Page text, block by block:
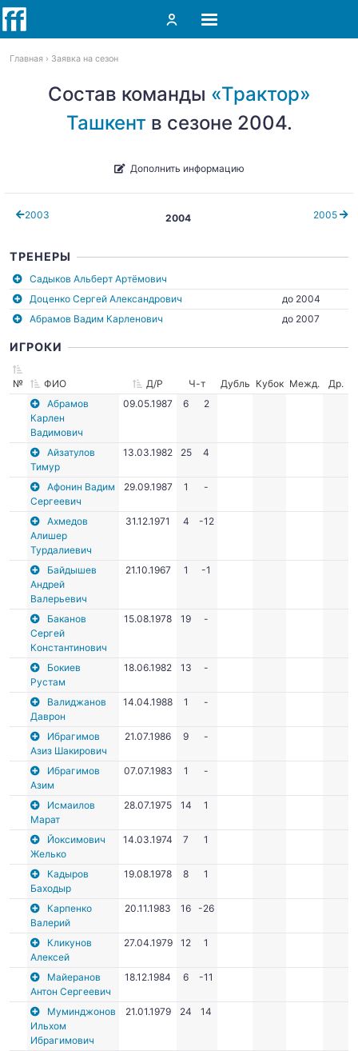
Главная Заявка на сезон
Состав команды «Трактор»
Ташкент в сезоне 2004.
Дополнить информацию
2003 2005
2004
ТРЕНЕРЫ
Садыков Альберт Артёмович
Доценко Сергей Александрович
до 2004
Абрамов Вадим Карленович
до 2007
ИГРОКИ
№ ФИО Д/Р Ч-т Дубль Кубок Межд.
Др.
Абрамов
Карлен
Вадимович
09.05.1987 6 2
Айзатулов
Тимур
13.03.1982 25 4
Афонин Вадим
Сергеевич
29.09.1987 1 -
Ахмедов
Алишер
Турдалиевич
31.12.1971 4 -12
Байдышев
Андрей
Валерьевич
21.10.1967 1 -1
Баканов
Сергей
Константинович
15.08.1978 19 -
Бокиев
Рустам
18.06.1982 13 -
Валиджанов
Даврон
14.04.1988 1 -
Ибрагимов
Азиз Шакирович
21.07.1986 9 -
Ибрагимов
Азим
07.07.1983 1 -
Исмаилов
Марат
28.07.1975 14 1
Йоксимович
Желько
14.03.1974 7 1
Кадыров
Баходыр
19.08.1978 8 1
Карпенко
Валерий
20.11.1983 16 -26
Кликунов
Алексей
27.04.1979 12 1
Майеранов
Антон Сергеевич
18.12.1984 6 -11
Муминджонов
Ильхом
Ибрагимович
21.01.1979 24 14